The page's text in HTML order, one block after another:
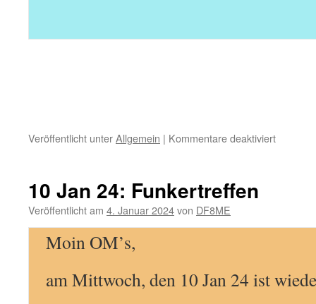
Veröffentlicht unterAllgemein | Kommentare deaktiviertfür
10 Jan 24: Funkertreffen
Veröffentlicht am 4. Januar 2024von DF8ME
Moin OM’s,
am Mittwoch, den 10 Jan 24 ist